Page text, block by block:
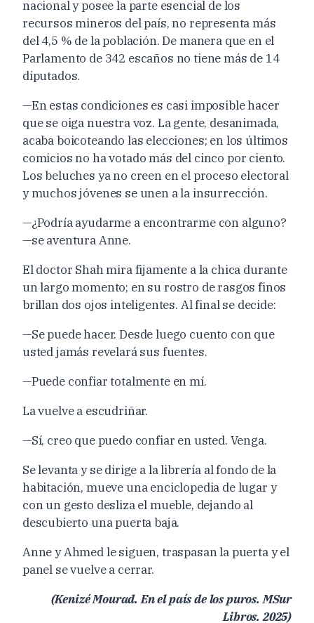
nacional y posee la parte esencial de los
recursos mineros del país, no representa más
del 4,5 % de la población. De manera que en el
Parlamento de 342 escaños no tiene más de 14
diputados.
—En estas condiciones es casi imposible hacer
que se oiga nuestra voz. La gente, desanimada,
acaba boicoteando las elecciones; en los últimos
comicios no ha votado más del cinco por ciento.
Los beluches ya no creen en el proceso electoral
y muchos jóvenes se unen a la insurrección.
—¿Podría ayudarme a encontrarme con alguno?
—se aventura Anne.
El doctor Shah mira fijamente a la chica durante
un largo momento; en su rostro de rasgos finos
brillan dos ojos inteligentes. Al final se decide:
—Se puede hacer. Desde luego cuento con que
usted jamás revelará sus fuentes.
—Puede confiar totalmente en mí.
La vuelve a escudriñar.
—Sí, creo que puedo confiar en usted. Venga.
Se levanta y se dirige a la librería al fondo de la
habitación, mueve una enciclopedia de lugar y
con un gesto desliza el mueble, dejando al
descubierto una puerta baja.
Anne y Ahmed le siguen, traspasan la puerta y el
panel se vuelve a cerrar.
(Kenizé Mourad. En el país de los puros. MSur
Libros. 2025)